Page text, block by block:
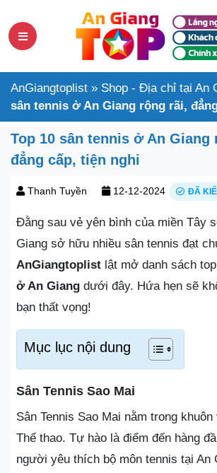
AnGiangtoplist » Shop - Địa chỉ tại An
sân tennis ở An Giang rộng rãi,
Top 10 sân tennis ở An Giang
đẳng cấp, tiện nghi
Thanh Tuyền 12-12-2024 ĐÃ
Đằng sau vẻ yên bình của miền Tây
Giang sở hữu nhiều sân tennis đạt
AnGiangtoplist lật mở danh sách
ở An Giang dưới đây. Hứa hẹn sẽ
bạn thất vọng!
Mục lục nội dung
Sân Tennis Sao Mai
Sân Tennis Sao Mai nằm trong
Thể thao. Tự hào là điểm đến hàng
người yêu thích bộ môn tennis tại An